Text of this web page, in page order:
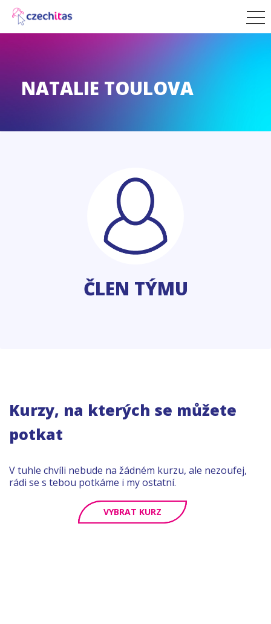
NATALIE TOULOVA
ČLEN TÝMU
Kurzy, na kterých se můžete
potkat
V tuhle chvíli nebude na žádném kurzu, ale nezoufej,
rádi se s tebou potkáme i my ostatní.
VYBRAT KURZ